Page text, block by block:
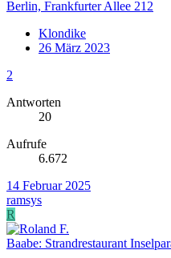
Berlin, Frankfurter Allee 212
Klondike
26 März 2023
2
Antworten
20
Aufrufe
6.672
14 Februar 2025
ramsys
R
Baabe: Strandrestaurant